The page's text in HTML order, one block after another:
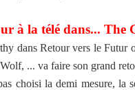
à la télé dans... The
dans Retour vers le Futur
... va faire son grand
choisi la demi mesure, la